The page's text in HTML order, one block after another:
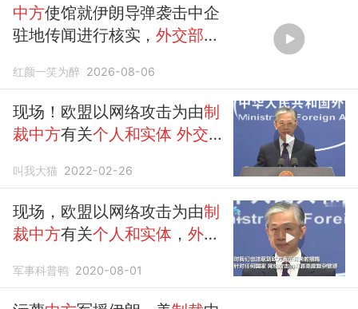
中方使馆就伊朗导弹袭击中企
驻地传闻进行核实，外交部随
红颜一笑为醉 2026-08-06
现场！欧盟以网络攻击为由制
裁中方有关个人和实体 外交部
叫我大猫 2022-02-26
现场，欧盟以网络攻击为由制
裁中方有关个人和实体 ，外交
军事科普鸭 2020-08-01